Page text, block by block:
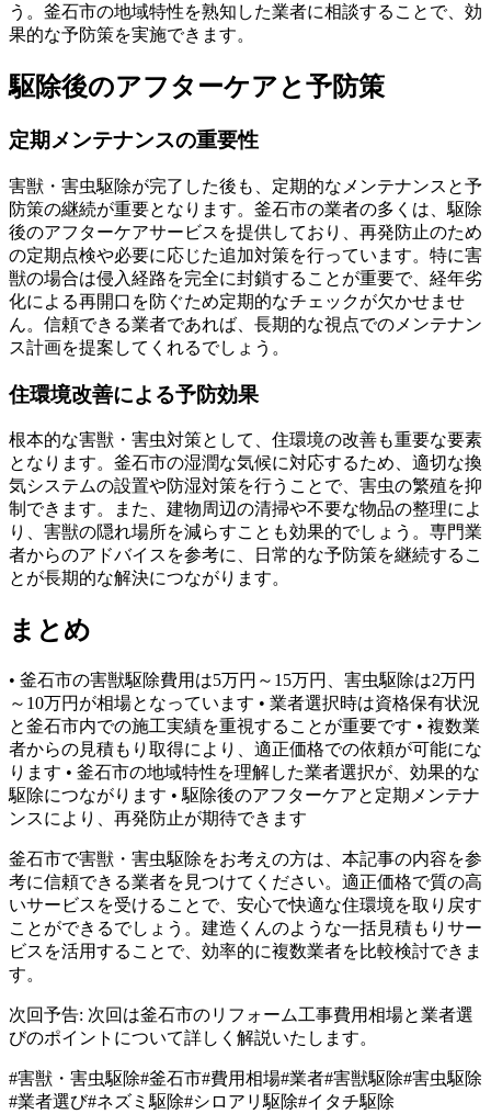
う。釜石市の地域特性を熟知した業者に相談することで、効
果的な予防策を実施できます。
駆除後のアフターケアと予防策
定期メンテナンスの重要性
害獣・害虫駆除が完了した後も、定期的なメンテナンスと予
防策の継続が重要となります。釜石市の業者の多くは、駆除
後のアフターケアサービスを提供しており、再発防止のため
の定期点検や必要に応じた追加対策を行っています。特に害
獣の場合は侵入経路を完全に封鎖することが重要で、経年劣
化による再開口を防ぐため定期的なチェックが欠かせませ
ん。信頼できる業者であれば、長期的な視点でのメンテナン
ス計画を提案してくれるでしょう。
住環境改善による予防効果
根本的な害獣・害虫対策として、住環境の改善も重要な要素
となります。釜石市の湿潤な気候に対応するため、適切な換
気システムの設置や防湿対策を行うことで、害虫の繁殖を抑
制できます。また、建物周辺の清掃や不要な物品の整理によ
り、害獣の隠れ場所を減らすことも効果的でしょう。専門業
者からのアドバイスを参考に、日常的な予防策を継続するこ
とが長期的な解決につながります。
まとめ
• 釜石市の害獣駆除費用は5万円～15万円、害虫駆除は2万円
～10万円が相場となっています • 業者選択時は資格保有状況
と釜石市内での施工実績を重視することが重要です • 複数業
者からの見積もり取得により、適正価格での依頼が可能にな
ります • 釜石市の地域特性を理解した業者選択が、効果的な
駆除につながります • 駆除後のアフターケアと定期メンテナ
ンスにより、再発防止が期待できます
釜石市で害獣・害虫駆除をお考えの方は、本記事の内容を参
考に信頼できる業者を見つけてください。適正価格で質の高
いサービスを受けることで、安心で快適な住環境を取り戻す
ことができるでしょう。建造くんのような一括見積もりサー
ビスを活用することで、効率的に複数業者を比較検討できま
す。
次回予告: 次回は釜石市のリフォーム工事費用相場と業者選
びのポイントについて詳しく解説いたします。
#害獣・害虫駆除#釜石市#費用相場#業者#害獣駆除#害虫駆除
#業者選び#ネズミ駆除#シロアリ駆除#イタチ駆除